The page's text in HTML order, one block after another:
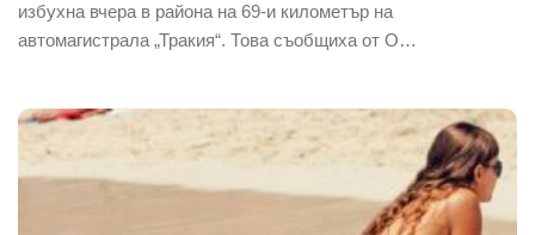
избухна вчера в района на 69-и километър на
автомагистрала „Тракия“. Това съобщиха от О…